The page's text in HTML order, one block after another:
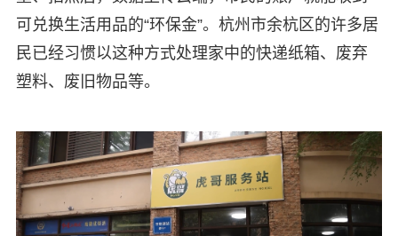
可兑换生活用品的“环保金”。杭州市余杭区的许多居
民已经习惯以这种方式处理家中的快递纸箱、废弃
塑料、废旧物品等。